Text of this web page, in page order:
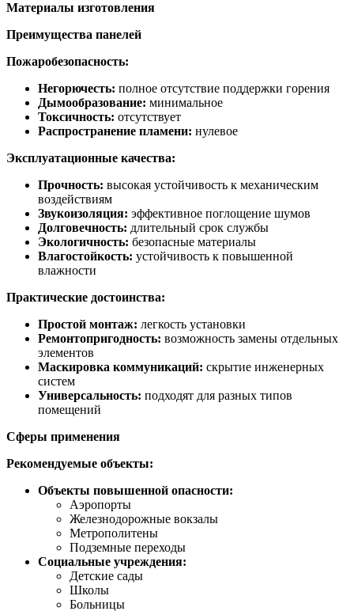
Материалы изготовления
Преимущества панелей
Пожаробезопасность:
Негорючесть: полное отсутствие поддержки горения
Дымообразование: минимальное
Токсичность: отсутствует
Распространение пламени: нулевое
Эксплуатационные качества:
Прочность: высокая устойчивость к механическим
воздействиям
Звукоизоляция: эффективное поглощение шумов
Долговечность: длительный срок службы
Экологичность: безопасные материалы
Влагостойкость: устойчивость к повышенной
влажности
Практические достоинства:
Простой монтаж: легкость установки
Ремонтопригодность: возможность замены отдельных
элементов
Маскировка коммуникаций: скрытие инженерных
систем
Универсальность: подходят для разных типов
помещений
Сферы применения
Рекомендуемые объекты:
Объекты повышенной опасности:
Аэропорты
Железнодорожные вокзалы
Метрополитены
Подземные переходы
Социальные учреждения:
Детские сады
Школы
Больницы